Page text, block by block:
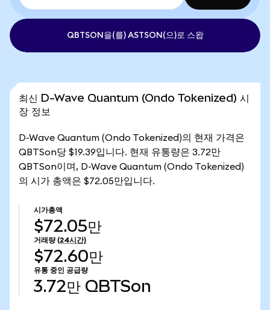
QBTSON을(를) ASTSON(으)로 스왑
최신 D-Wave Quantum (Ondo Tokenized) 시
장 정보
D-Wave Quantum (Ondo Tokenized)의 현재 가격은
QBTSon당 $19.39입니다. 현재 유통량은 3.72만
QBTSon이며, D-Wave Quantum (Ondo Tokenized)
의 시가 총액은 $72.05만입니다.
시가총액
$72.05만
거래량 (24시간)
$72.60만
유통 중인 공급량
3.72만 QBTSon